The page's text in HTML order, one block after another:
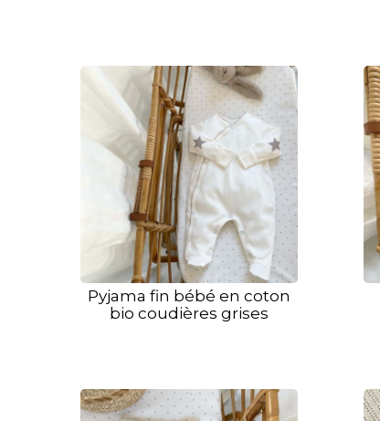
Pyjama fin bébé en coton
bio coudières grises